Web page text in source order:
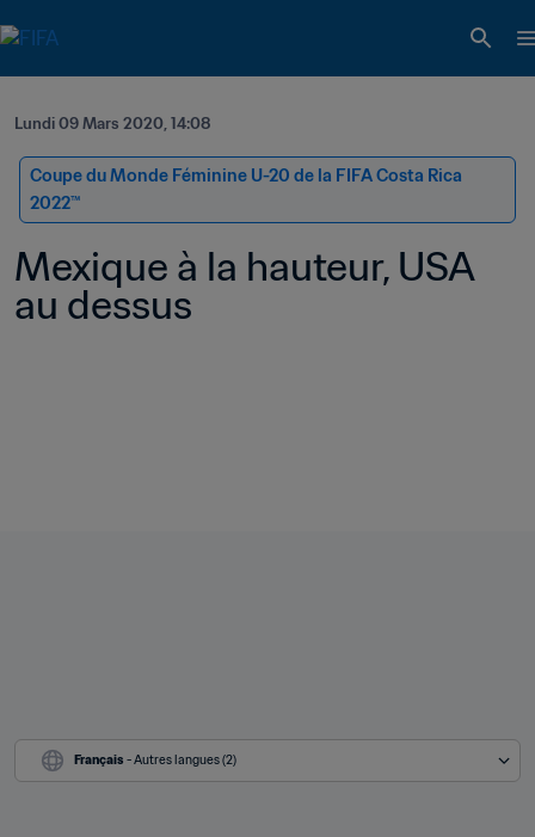
Lundi 09 Mars 2020, 14:08
Coupe du Monde Féminine U-20 de la FIFA Costa Rica
2022™
Mexique à la hauteur, USA
au dessus
Français - Autres langues (2)